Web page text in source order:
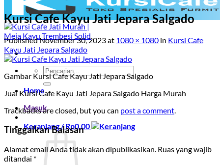
Pencarian
untuk:
Home
Masuk
Keranjang /Rp0.00
Kursi Cafe Kayu Jati Jepara Salgado
PublishedNovember 30, 2023at 1080 × 1080 in Kursi Cafe
Kayu Jati Jepara Salgado
Gambar Kursi Cafe Kayu Jati Jepara Salgado
Jual Kursi Cafe Kayu Jati Jepara Salgado Harga Murah
Trackbacks are closed, but you can post a comment.
Tinggalkan Balasan
Alamat email Anda tidak akan dipublikasikan. Ruas yang wajib
ditandai *